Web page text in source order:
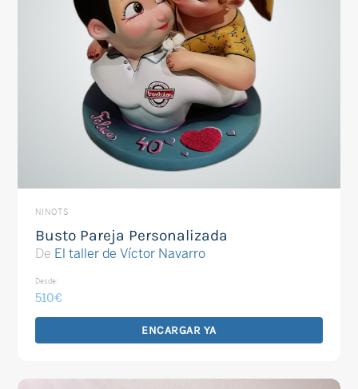
NINOTS
Busto Pareja Personalizada
De El taller de Víctor Navarro
Desde:
510€
ENCARGAR YA